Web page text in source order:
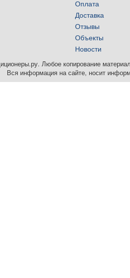
Оплата
Доставка
Отзывы
Объекты
Новости
Любое копирование
Вся информация на сайте, носит